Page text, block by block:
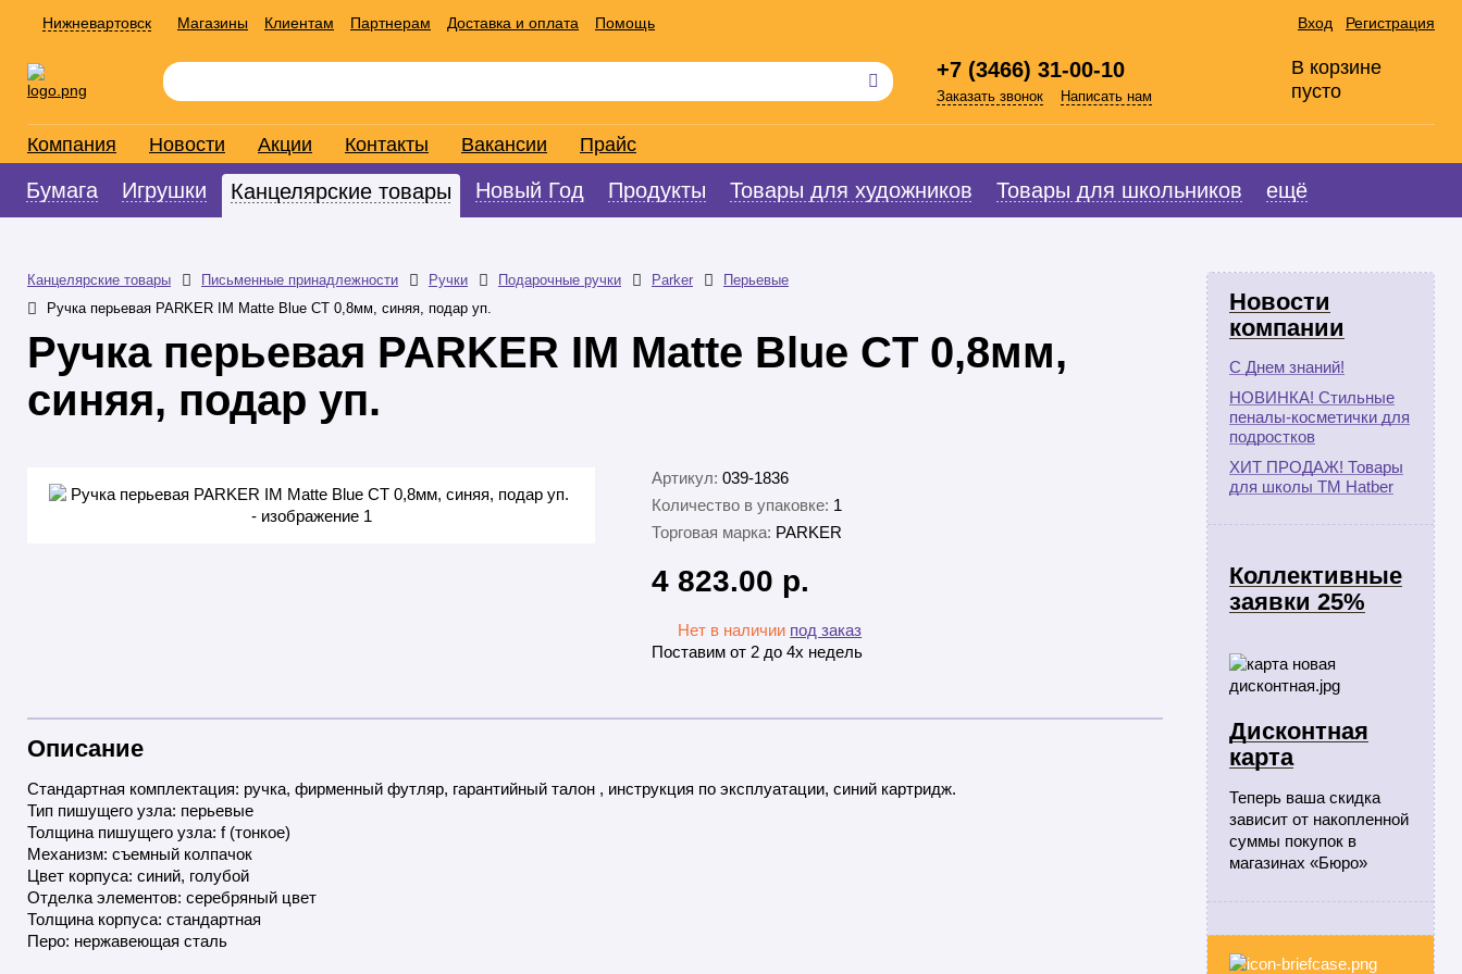
Вход Регистрация
Нижневартовск Магазины Клиентам Партнерам Доставка и оплата Помощь
+7 (3466) 31-00-10
Заказать звонок Написать нам
В корзине
пусто
Компания Новости Акции Контакты Вакансии Прайс
Бумага Игрушки Канцелярские товары Новый Год Продукты Товары для художников Товары для школьников ещё
Новости
компании
С Днем знаний!
НОВИНКА! Стильные
пеналы-косметички для
подростков
ХИТ ПРОДАЖ! Товары
для школы ТМ Hatber
Коллективные
заявки 25%
Дисконтная
карта
Теперь ваша скидка
зависит от накопленной
суммы покупок в
магазинах «Бюро»
Канцелярские товары Письменные принадлежности Ручки Подарочные ручки Parker
Перьевые
Ручка перьевая PARKER IM Matte Blue CT 0,8мм, синяя, подар уп.
Ручка перьевая PARKER IM Matte Blue CT 0,8мм,
синяя, подар уп.
Артикул: 039-1836
Количество в упаковке: 1
Торговая марка: PARKER
4 823.00 р.
Нет в наличии под заказ
Поставим от 2 до 4х недель
Описание
Стандартная комплектация: ручка, фирменный футляр, гарантийный талон , инструкция по эксплуатации, синий картридж.
Тип пишущего узла: перьевые
Толщина пишущего узла: f (тонкое)
Механизм: съемный колпачок
Цвет корпуса: синий, голубой
Отделка элементов: серебряный цвет
Толщина корпуса: стандартная
Перо: нержавеющая сталь